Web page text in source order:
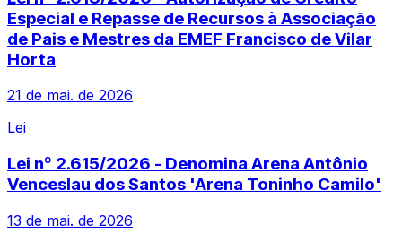
Especial e Repasse de Recursos à Associação
de Pais e Mestres da EMEF Francisco de Vilar
Horta
21 de mai. de 2026
Lei
Lei nº 2.615/2026 - Denomina Arena Antônio
Venceslau dos Santos 'Arena Toninho Camilo'
13 de mai. de 2026